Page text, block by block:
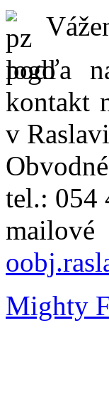
podľa
kontakt
v
tel.: 054
Mighty